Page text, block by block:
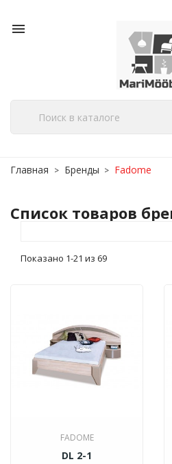

Главная Бренды Fadome
Список товаров
Показано 1-21 из 69
FADOME
DL 2-1